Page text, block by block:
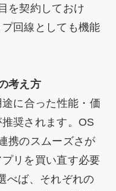
を契約しておけ
回線としても機能
考え方
に合った性能・価
奨されます。OS
携のスムーズさが
リを買い直す必要
べば、それぞれの